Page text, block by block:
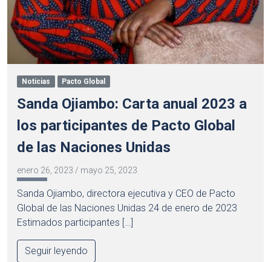
Noticias Pacto Global
Sanda Ojiambo: Carta anual 2023 a
los participantes de Pacto Global
de las Naciones Unidas
enero 26, 2023 / mayo 25, 2023
Sanda Ojiambo, directora ejecutiva y CEO de Pacto
Global de las Naciones Unidas 24 de enero de 2023
Estimados participantes […]
Seguir leyendo